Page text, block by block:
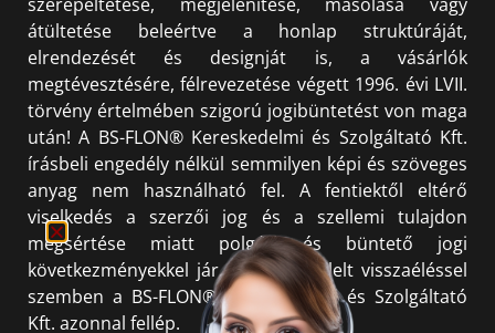
átültetése beleértve a honlap struktúráját,
elrendezését és designját is, a vásárlók
megtévesztésére, félrevezetése végett 1996. évi LVII.
törvény értelmében szigorú jogibüntetést von maga
után! A BS-FLON® Kereskedelmi és Szolgáltató Kft.
írásbeli engedély nélkül semmilyen képi és szöveges
anyag nem használható fel. A fentiektől eltérő
viselkedés a szerzői jog és a szellemi tulajdon
megsértése miatt polgári és büntető jogi
következményekkel jár. Minden észlelt visszaéléssel
szemben a BS-FLON® Kereskedelmi és Szolgáltató
Kft. azonnal fellép.